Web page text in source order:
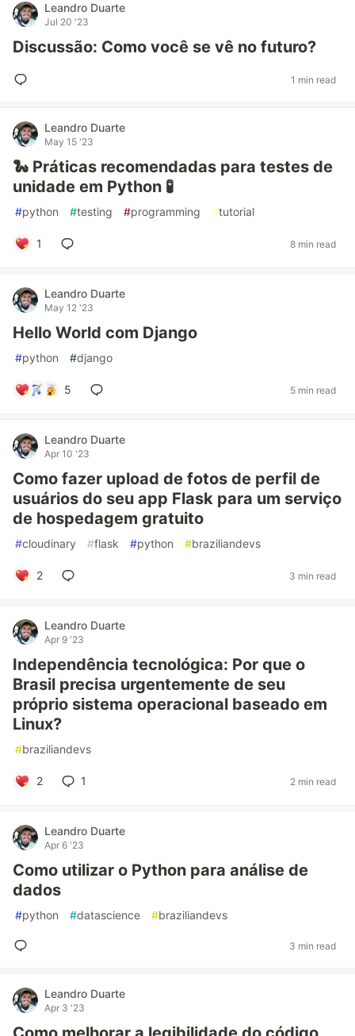
Leandro Duarte
Jul 20 '23
Discussão: Como você se vê no futuro?
1 min read
Leandro Duarte
May 15 '23
🐍 Práticas recomendadas para testes de
unidade em Python 🧪
#python #testing #programming #tutorial
1 8 min read
Leandro Duarte
May 12 '23
Hello World com Django
#python #django
5 5 min read
Leandro Duarte
Apr 10 '23
Como fazer upload de fotos de perfil de
usuários do seu app Flask para um serviço
de hospedagem gratuito
#cloudinary #flask #python #braziliandevs
2 3 min read
Leandro Duarte
Apr 9 '23
Independência tecnológica: Por que o
Brasil precisa urgentemente de seu
próprio sistema operacional baseado em
Linux?
#braziliandevs
2 1 2 min read
Leandro Duarte
Apr 6 '23
Como utilizar o Python para análise de
dados
#python #datascience #braziliandevs
3 min read
Leandro Duarte
Apr 3 '23